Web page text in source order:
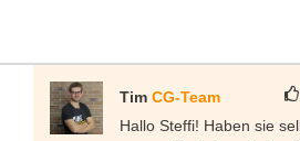
Tim CG-Team
Hallo Steffi! Haben sie